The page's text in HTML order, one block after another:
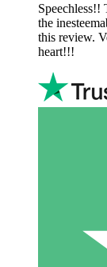
the
this review.
heart!!!